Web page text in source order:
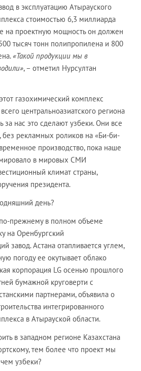
в эксплуатацию Атырауского
стоимостью 6,3 миллиарда
на проектную мощность он должен
тысяч тонн полипропилена и 800
«Такой продукции мы в
, – отметил Нурсултан
газохимический комплекс
центральноазиатского региона
за нас это сделают узбеки. Они все
без рекламных роликов на «Би-би-
производство, пока наше
в мировых СМИ
климат страны,
президента.
день?
по-прежнему в полном объеме
на Оренбургский
завод. Астана отапливается углем,
погоду ее окутывает облако
корпорация LG осенью прошлого
бумажной круговерти с
партнерами, объявила о
интегрированного
в Атырауской области.
в западном регионе Казахстана
тем более что проект мы
узбеки?